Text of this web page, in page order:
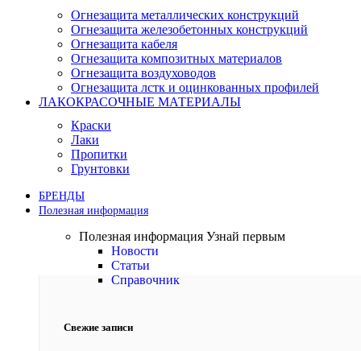
Огнезащита металлических конструкций
Огнезащита железобетонных конструкций
Огнезащита кабеля
Огнезащита композитных материалов
Огнезащита воздуховодов
Огнезащита лстк и оцинкованных профилей
ЛАКОКРАСОЧНЫЕ МАТЕРИАЛЫ
Краски
Лаки
Пропитки
Грунтовки
БРЕНДЫ
Полезная информация
Полезная информация Узнай первым
Новости
Статьи
Справочник
Свежие записи